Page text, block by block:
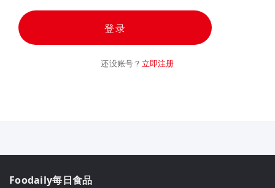
登录
还没账号？ 立即注册
Foodaily每日食品